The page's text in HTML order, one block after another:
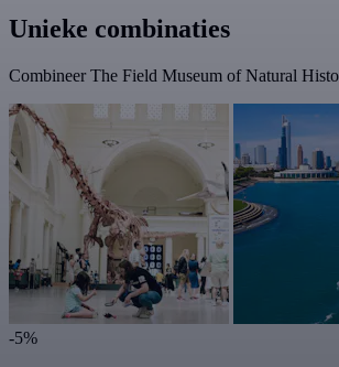
Unieke combinaties
Combineer The Field Museum of Natural
-5%